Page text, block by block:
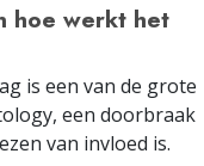
hoe werkt het
is een van de grote
een doorbraak
van invloed is.